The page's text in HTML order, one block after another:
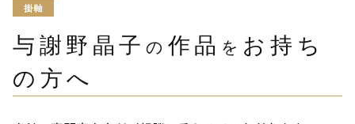
掛軸
与謝野晶子 の 作品 を お持ち
の方へ